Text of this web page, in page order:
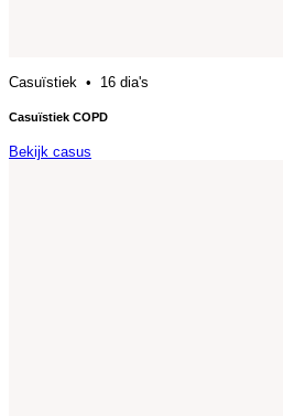
Casuïstiek • 16 dia's
Casuïstiek COPD
Bekijk casus